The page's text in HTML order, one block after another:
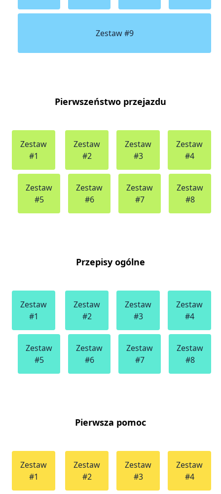
Zestaw #9
Pierwszeństwo przejazdu
Zestaw
#1
Zestaw
#2
Zestaw
#3
Zestaw
#4
Zestaw
#5
Zestaw
#6
Zestaw
#7
Zestaw
#8
Przepisy ogólne
Zestaw
#1
Zestaw
#2
Zestaw
#3
Zestaw
#4
Zestaw
#5
Zestaw
#6
Zestaw
#7
Zestaw
#8
Pierwsza pomoc
Zestaw
#1
Zestaw
#2
Zestaw
#3
Zestaw
#4